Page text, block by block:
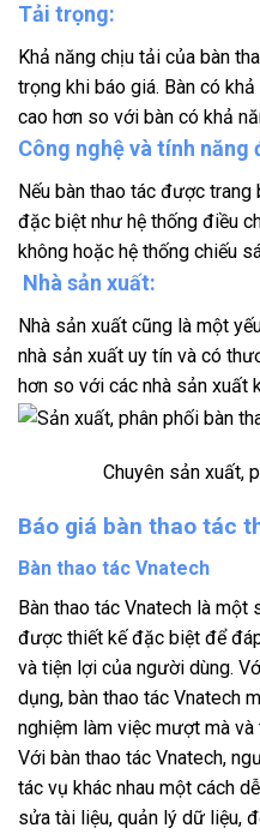
Tải trọng:
Khả năng chịu tải của bàn
trọng khi báo giá. Bàn có
cao hơn so với bàn có khả
Công nghệ và tính năng
Nếu bàn thao tác được
đặc biệt như hệ thống điều
không hoặc hệ thống chiếu
Nhà sản xuất:
Nhà sản xuất cũng là một
nhà sản xuất uy tín và có
hơn so với các nhà sản xuất
Chuyên sản xuất,
Báo giá bàn thao tác
Bàn thao tác Vnatech
Bàn thao tác Vnatech là một
được thiết kế đặc biệt để
và tiện lợi của người dùng.
dụng, bàn thao tác Vnatech
nghiệm làm việc mượt mà và
Với bàn thao tác Vnatech,
tác vụ khác nhau một cách
sửa tài liệu, quản lý dữ liệu,